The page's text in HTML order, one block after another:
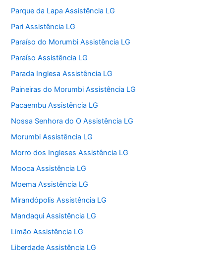
Parque da Lapa Assistência LG
Pari Assistência LG
Paraíso do Morumbi Assistência LG
Paraíso Assistência LG
Parada Inglesa Assistência LG
Paineiras do Morumbi Assistência LG
Pacaembu Assistência LG
Nossa Senhora do O Assistência LG
Morumbi Assistência LG
Morro dos Ingleses Assistência LG
Mooca Assistência LG
Moema Assistência LG
Mirandópolis Assistência LG
Mandaqui Assistência LG
Limão Assistência LG
Liberdade Assistência LG